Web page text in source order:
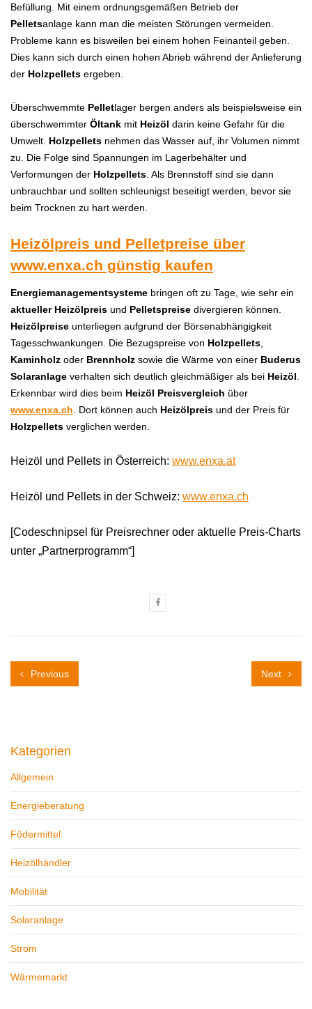
Befüllung. Mit einem ordnungsgemäßen Betrieb der
Pelletsanlage kann man die meisten Störungen vermeiden.
Probleme kann es bisweilen bei einem hohen Feinanteil geben.
Dies kann sich durch einen hohen Abrieb während der Anlieferung
der Holzpellets ergeben.
Überschwemmte Pelletlager bergen anders als beispielsweise ein
überschwemmter Öltank mit Heizöl darin keine Gefahr für die
Umwelt. Holzpellets nehmen das Wasser auf, ihr Volumen nimmt
zu. Die Folge sind Spannungen im Lagerbehälter und
Verformungen der Holzpellets . Als Brennstoff sind sie dann
unbrauchbar und sollten schleunigst beseitigt werden, bevor sie
beim Trocknen zu hart werden.
Heizölpreis und Pelletpreise über
www.enxa.ch günstig kaufen
Energiemanagementsysteme bringen oft zu Tage, wie sehr ein
aktueller Heizölpreis und Pelletspreise divergieren können.
Heizölpreise unterliegen aufgrund der Börsenabhängigkeit
Tagesschwankungen. Die Bezugspreise von Holzpellets
Kaminholz oder Brennholz sowie die Wärme von einer Buderus
Solaranlage verhalten sich deutlich gleichmäßiger als bei Heizöl
Erkennbar wird dies beim Heizöl Preisvergleich über
www.enxa.ch . Dort können auch Heizölpreis und der Preis für
Holzpellets verglichen werden.
Heizöl und Pellets in Österreich: www.enxa.at
Heizöl und Pellets in der Schweiz: www.enxa.ch
[Codeschnipsel für Preisrechner oder aktuelle Preis-Charts
unter „Partnerprogramm“]
Previous Next
Kategorien
Allgemein
Energieberatung
Födermittel
Heizölhändler
Mobilität
Solaranlage
Strom
Wärmemarkt